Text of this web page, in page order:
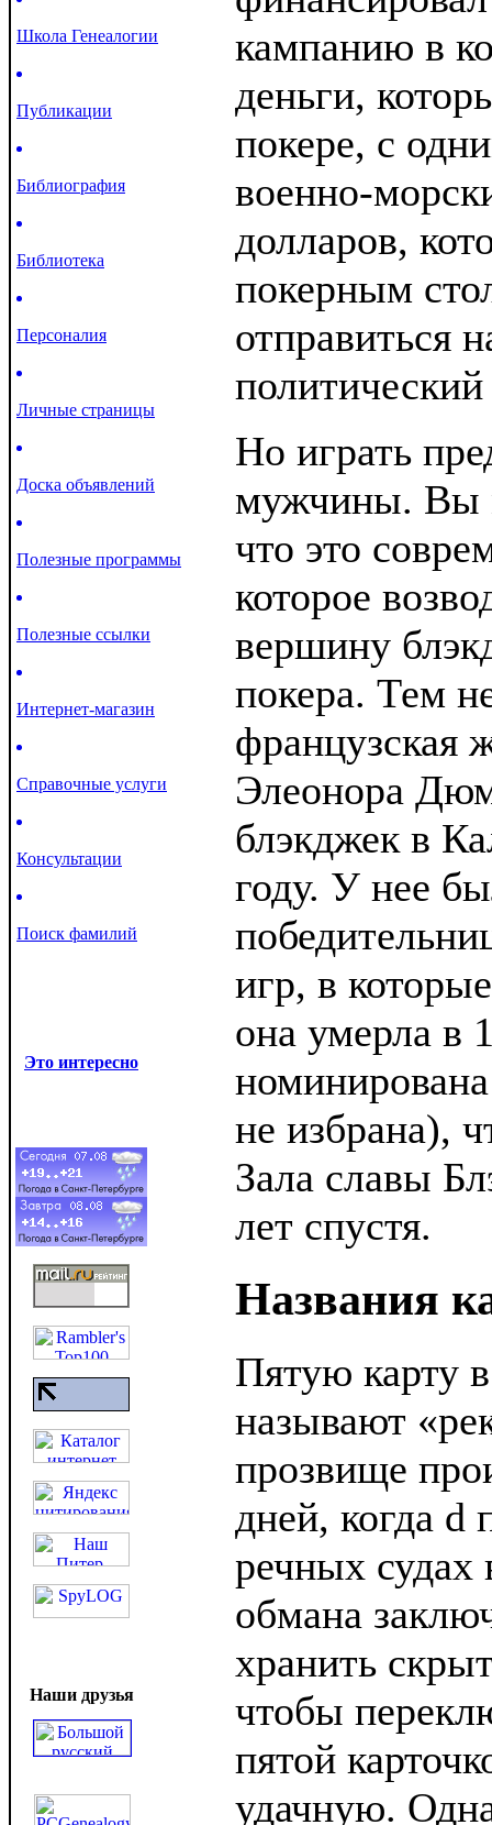
Школа Генеалогии
Публикации
Библиография
Библиотека
Персоналия
Личные страницы
Доска объявлений
Полезные программы
Полезные ссылки
Интернет-магазин
Справочные услуги
Консультации
Поиск фамилий
Это интересно
Наши друзья
кампанию в
деньги,
покере, с
военно-
долларов,
покерным
отправиться
политический
Но играть
мужчины. Вы
что это
которое
вершину
покера. Тем
французская
Элеонора
блэкджек в
году. У нее
игр, в
она умерла в
не избрана),
Зала славы
лет спустя.
Названия
Пятую карту
называют
прозвище
дней, когда d
речных
обмана
хранить
чтобы
пятой
удачную.